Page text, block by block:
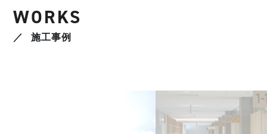
WORKS
施工事例